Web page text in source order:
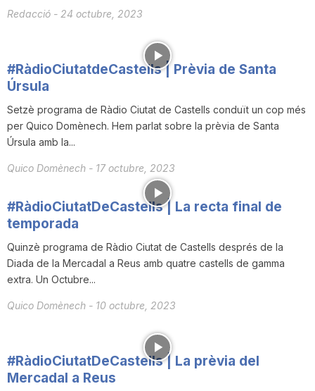
d
e
a
r
Redacció - 24 octubre, 2023
#RàdioCiutatdeCastells | Prèvia de Santa
Úrsula
Setzè programa de Ràdio Ciutat de Castells conduït un cop més
per Quico Domènech. Hem parlat sobre la prèvia de Santa
Úrsula amb la...
Quico Domènech - 17 octubre, 2023
#RàdioCiutatDeCastells | La recta final de
temporada
Quinzè programa de Ràdio Ciutat de Castells després de la
Diada de la Mercadal a Reus amb quatre castells de gamma
extra. Un Octubre...
Quico Domènech - 10 octubre, 2023
#RàdioCiutatDeCastells | La prèvia del
Mercadal a Reus